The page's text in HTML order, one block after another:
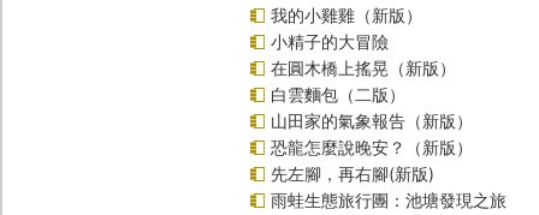
我的小雞雞（新版）
小精子的大冒險
在圓木橋上搖晃（新版）
白雲麵包（二版）
山田家的氣象報告（新版）
恐龍怎麼說晚安？（新版）
先左腳，再右腳(新版)
雨蛙生態旅行團：池塘發現之旅